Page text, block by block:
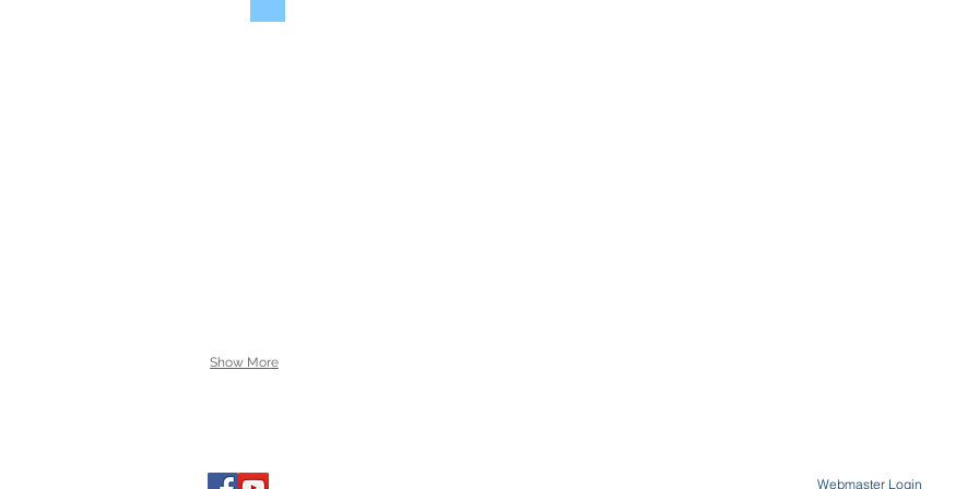
Show More
Webmaster Login